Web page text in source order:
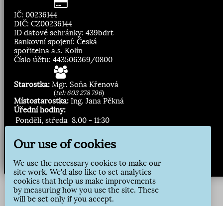
IČ: 00236144
DIČ: CZ00236144
ID datové schránky: 439bdrt
Bankovní spojení: Česká
spořitelna a.s. Kolín
Číslo účtu: 443506369/0800
Starostka: Mgr. Soňa Křenová
(tel: 603 278 796)
Místostarostka: Ing. Jana Pěkná
Úřední hodiny:
Pondělí, středa 8.00 - 11:30
Přihlásit odběr
Our use of cookies
We use the necessary cookies to make our
site work. We'd also like to set analytics
cookies that help us make improvements
by measuring how you use the site. These
will be set only if you accept.